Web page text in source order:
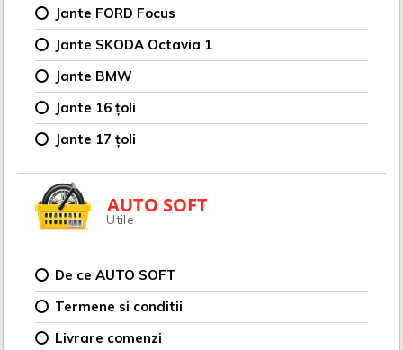
Jante FORD Focus
Jante SKODA Octavia 1
Jante BMW
Jante 16 țoli
Jante 17 țoli
AUTO SOFT
Utile
De ce AUTO SOFT
Termene si conditii
Livrare comenzi